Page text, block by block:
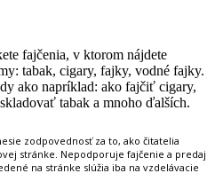
fajčenia, v ktorom nájdete
tabak, cigary, fajky, vodné fajky.
ako napríklad: ako fajčiť cigary,
tabak a mnoho ďalších.
zodpovednosť za to, ako čitatelia
stránke. Nepodporuje fajčenie a predaj
na stránke slúžia iba na vzdelávacie